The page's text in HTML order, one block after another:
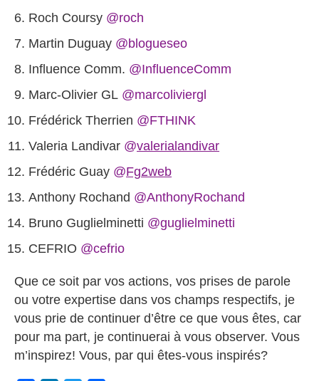
Roch Coursy @roch
Martin Duguay @blogueseo
Influence Comm. @InfluenceComm
@marcoliviergl
Frédérick Therrien @FTHINK
Valeria Landivar @valerialandivar
Frédéric Guay @Fg2web
Anthony Rochand @AnthonyRochand
Bruno Guglielminetti @guglielminetti
CEFRIO @cefrio
Que ce soit par vos actions, vos prises de parole
ou votre expertise dans vos champs respectifs, je
vous prie de continuer d’être ce que vous êtes, car
pour ma part, je continuerai à vous observer. Vous
m’inspirez! Vous, par qui êtes-vous inspirés?